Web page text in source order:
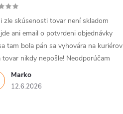
Marko
12.6.2026
zle skúsenosti tovar není skladom
ani email o potvrdeni objednávky
tam bola pán sa vyhovára na kuriérov
tovar nikdy nepošle! Neodporúčam